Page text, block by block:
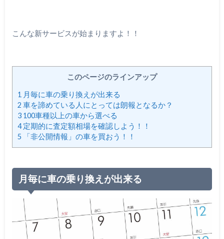
こんな新サービスが始まりますよ！！
このページのラインアップ
1 月毎に車の乗り換えが出来る
2 車を諦めている人にとっては朗報となるか？
3100車種以上の車から選べる
4定期的に査定額相場を確認しよう！！
5 「非公開情報」の車を買おう！！
月毎に車の乗り換えが出来る